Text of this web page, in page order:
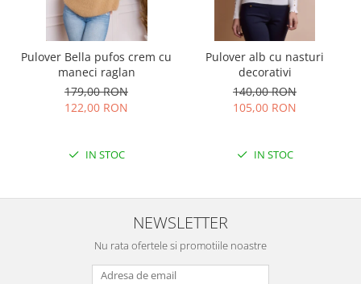
Pulover Bella pufos crem cu
maneci raglan
179,00 RON
122,00 RON
IN STOC
Pulover alb cu nasturi
decorativi
140,00 RON
105,00 RON
IN STOC
NEWSLETTER
Nu rata ofertele si promotiile noastre